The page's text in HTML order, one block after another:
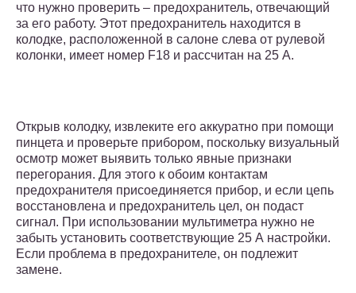
что нужно проверить – предохранитель, отвечающий
за его работу. Этот предохранитель находится в
колодке, расположенной в салоне слева от рулевой
колонки, имеет номер F18 и рассчитан на 25 А.
Открыв колодку, извлеките его аккуратно при помощи
пинцета и проверьте прибором, поскольку визуальный
осмотр может выявить только явные признаки
перегорания. Для этого к обоим контактам
предохранителя присоединяется прибор, и если цепь
восстановлена и предохранитель цел, он подаст
сигнал. При использовании мультиметра нужно не
забыть установить соответствующие 25 А настройки.
Если проблема в предохранителе, он подлежит
замене.